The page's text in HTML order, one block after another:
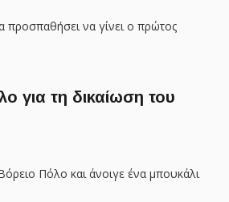
να γίνει ο πρώτος
για τη δικαίωση του
Πόλο και άνοιγε ένα μπουκάλι